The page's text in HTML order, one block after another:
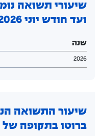
שיעורי תשואה
ועד חודש יוני 2026
שנה
2026
שיעור התשואה
ברוטו בתקופה של 5 שנים